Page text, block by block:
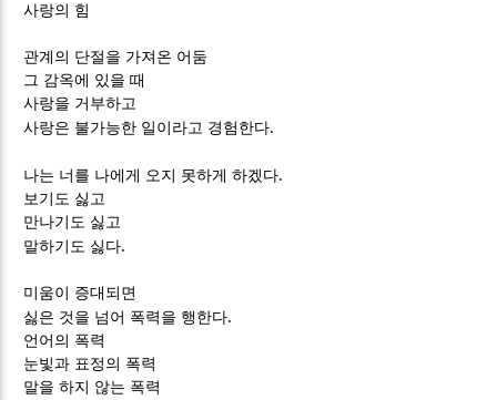
사랑의 힘
관계의 단절을 가져온 어둠
그 감옥에 있을 때
사랑을 거부하고
사랑은 불가능한 일이라고 경험한다.
나는 너를 나에게 오지 못하게 하겠다.
보기도 싫고
만나기도 싫고
말하기도 싫다.
미움이 증대되면
싫은 것을 넘어 폭력을 행한다.
언어의 폭력
눈빛과 표정의 폭력
말을 하지 않는 폭력
Sketchbook5, 스케치북5
Sketchbook5, 스케치북5